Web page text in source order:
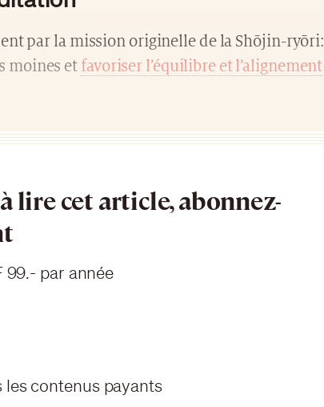
par la mission originelle de la Shōjin-ryōri:
moines et favoriser l’équilibre et l’alignement
lire cet article, abonnez-
99.- par année
contenus payants